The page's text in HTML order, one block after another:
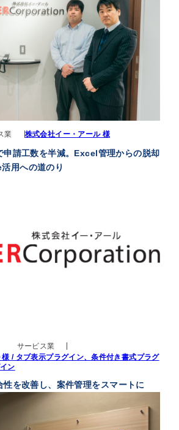
業 株式会社イー・アール 様
申請工数を半減。Excel管理からの脱却
用への道のり
サービス業
/ タブ表示プラグイン、条件付き書式プラグ
ン
性を改善し、案件管理をスマートに